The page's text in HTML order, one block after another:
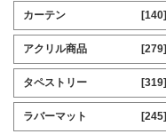
カーテン [140]
アクリル商品 [279]
タペストリー [319]
ラバーマット [245]